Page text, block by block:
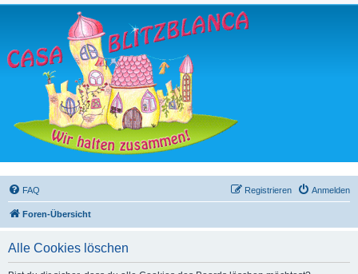
FAQ Anmelden
Registrieren
Foren-Übersicht
Alle Cookies löschen